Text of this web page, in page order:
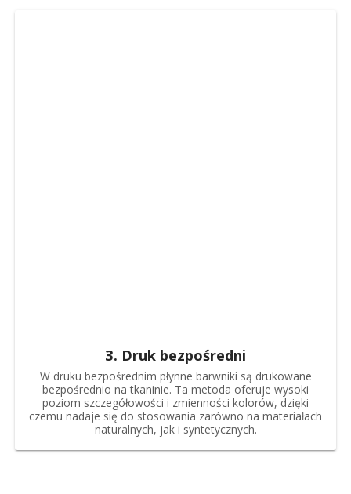
3. Druk bezpośredni
W druku bezpośrednim płynne barwniki są drukowane
bezpośrednio na tkaninie. Ta metoda oferuje wysoki
poziom szczegółowości i zmienności kolorów, dzięki
czemu nadaje się do stosowania zarówno na materiałach
naturalnych, jak i syntetycznych.